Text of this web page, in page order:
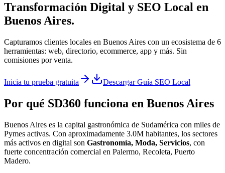
Transformación Digital y SEO Local en
Buenos Aires.
Capturamos clientes locales en Buenos Aires con un ecosistema de 6
herramientas: web, directorio, ecommerce, app y más. Sin
comisiones por venta.
Inicia tu prueba gratuita Descargar Guía SEO Local
Por qué SD360 funciona en Buenos Aires
Buenos Aires es la capital gastronómica de Sudamérica con miles de
Pymes activas. Con aproximadamente 3.0M habitantes, los sectores
más activos en digital son Gastronomía, Moda, Servicios, con
fuerte concentración comercial en Palermo, Recoleta, Puerto
Madero.